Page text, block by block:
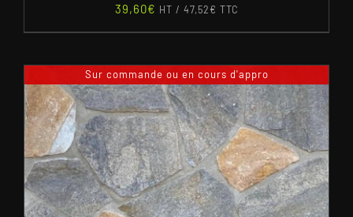
39,60€ HT / 47,52€ TTC
Sur commande ou en cours d'appro